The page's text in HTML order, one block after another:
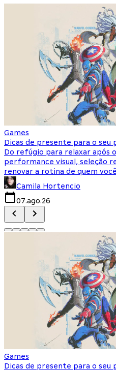
Games
Dicas de presente para o seu
Do refúgio para relaxar após
performance visual, seleção
renovar a rotina de quem
Camila Hortencio
07.ago.26
Games
Dicas de presente para o seu